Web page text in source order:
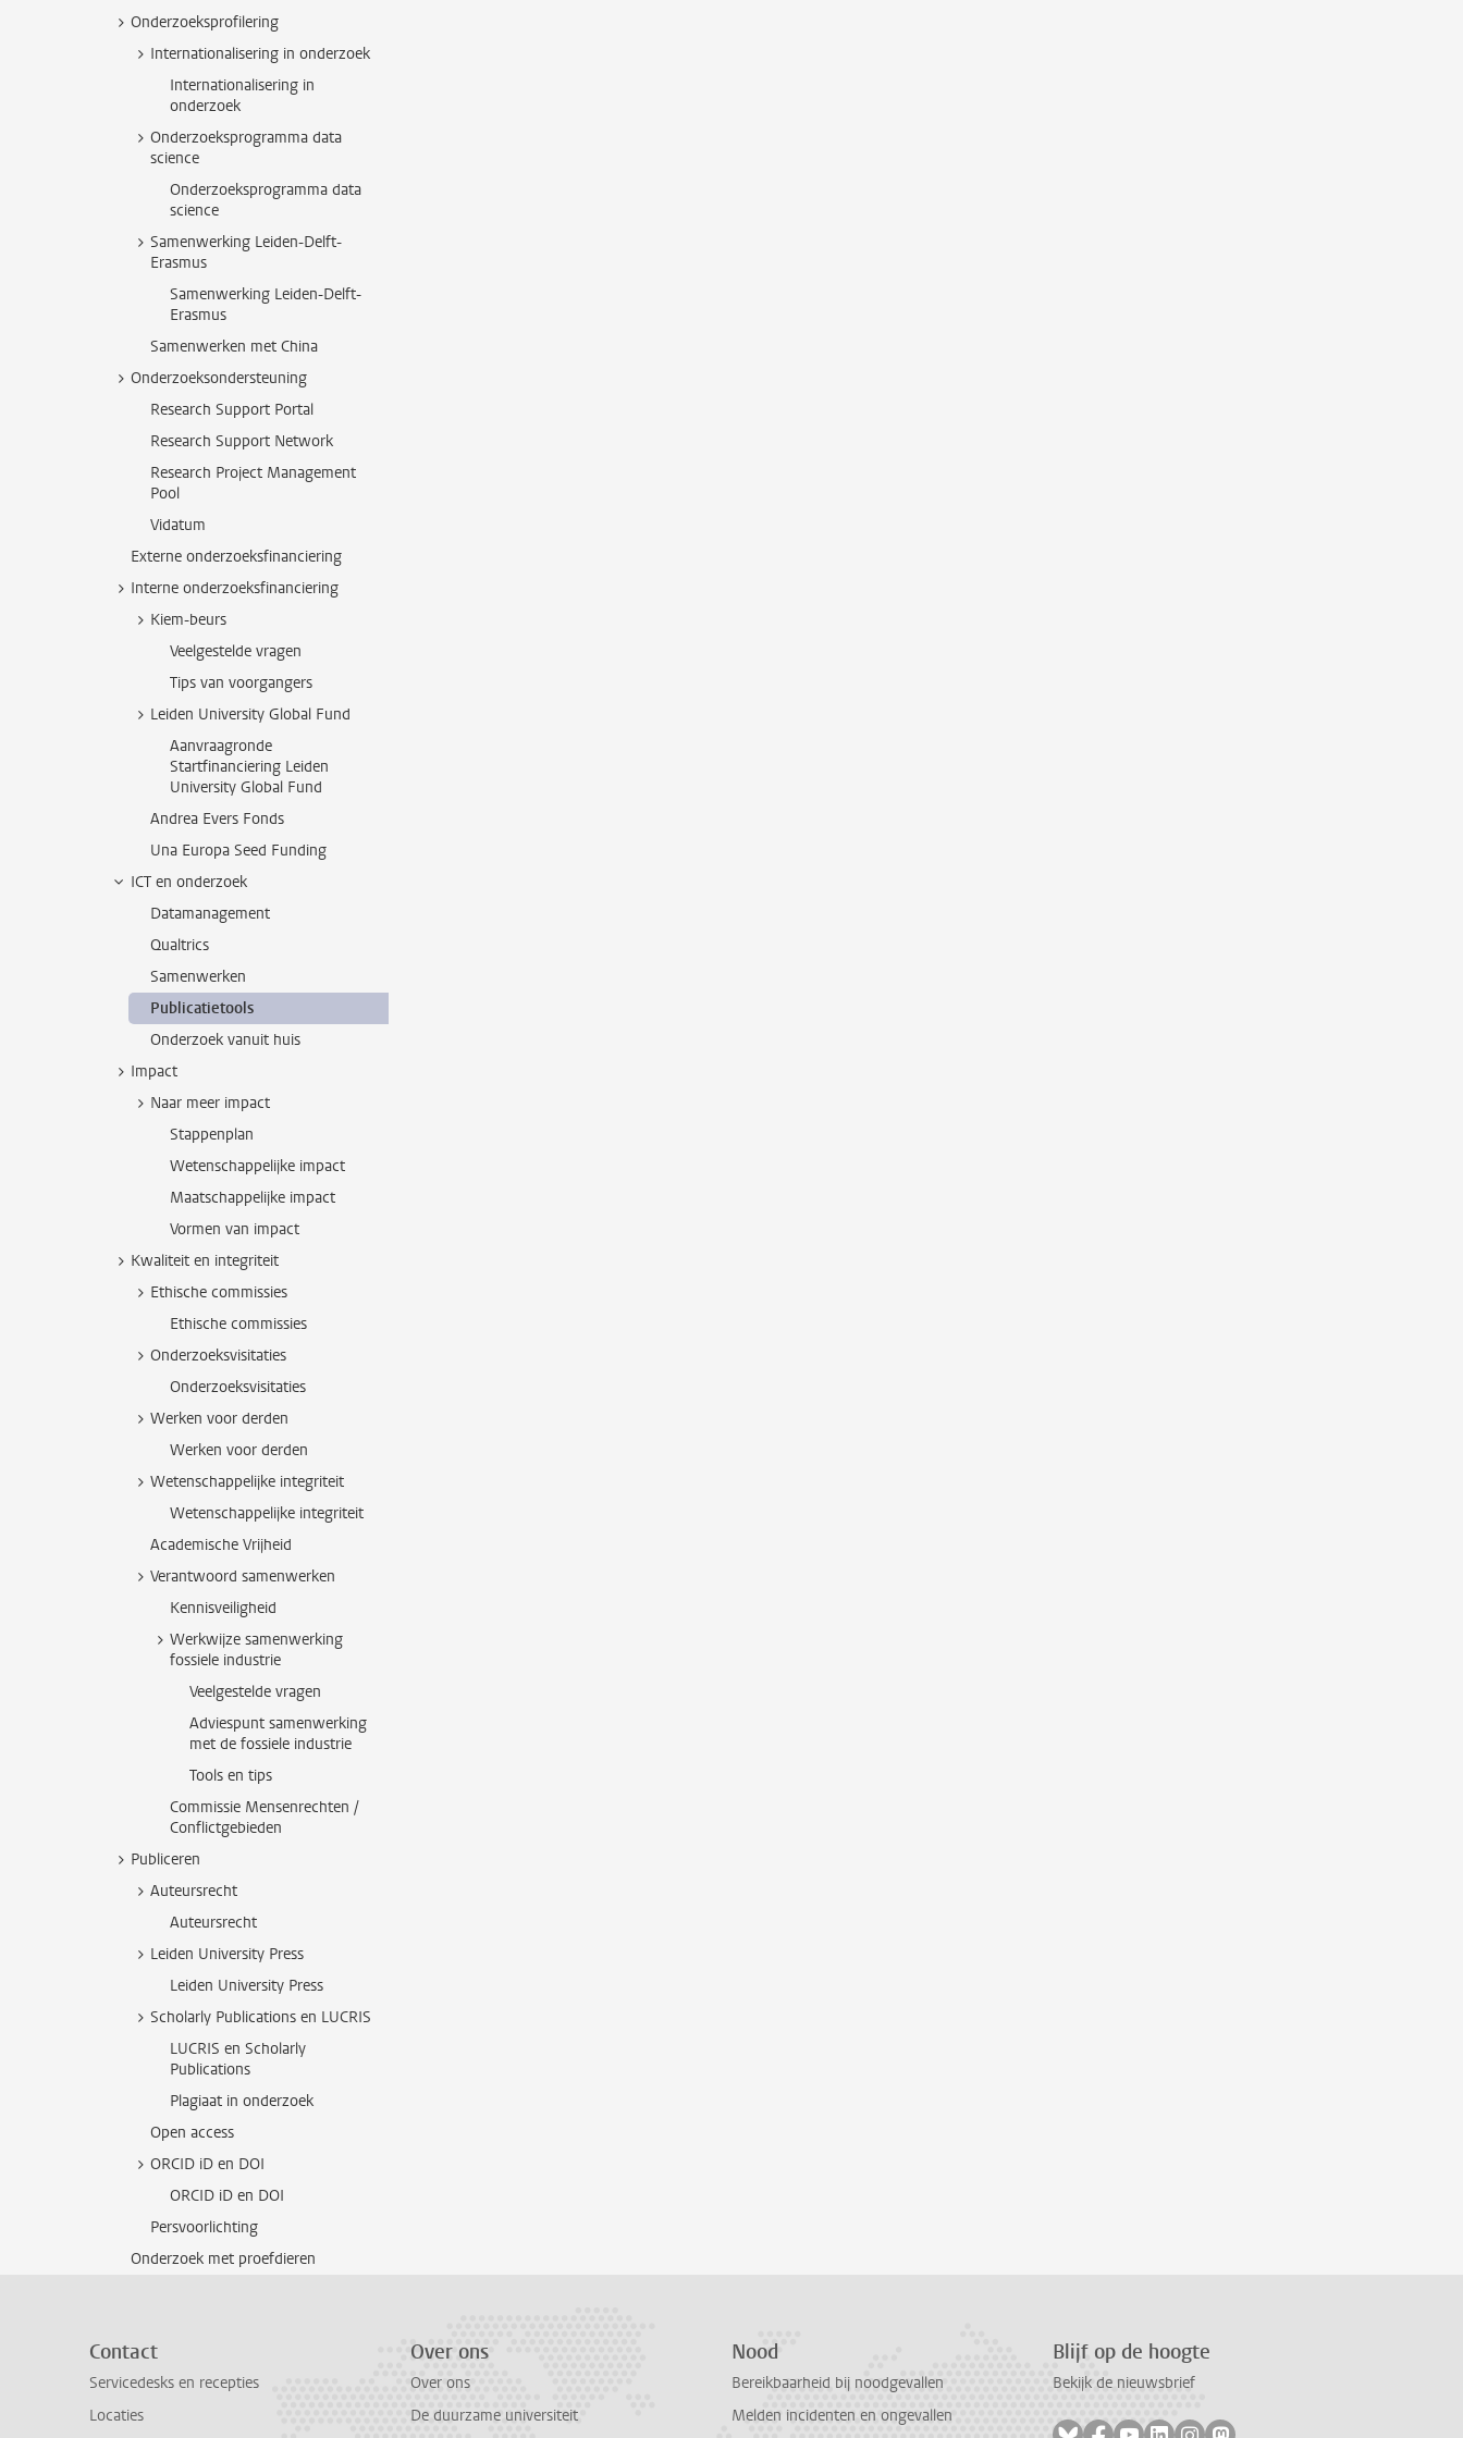
Onderzoeksprofilering
Internationalisering in onderzoek
Internationalisering in
onderzoek
Onderzoeksprogramma data
science
Onderzoeksprogramma data
science
Samenwerking Leiden-Delft-
Erasmus
Samenwerking Leiden-Delft-
Erasmus
Samenwerken met China
Onderzoeksondersteuning
Research Support Portal
Research Support Network
Research Project Management
Pool
Vidatum
Externe onderzoeksfinanciering
Interne onderzoeksfinanciering
Kiem-beurs
Veelgestelde vragen
Tips van voorgangers
Leiden University Global Fund
Aanvraagronde
Startfinanciering Leiden
University Global Fund
Andrea Evers Fonds
Una Europa Seed Funding
ICT en onderzoek
Datamanagement
Qualtrics
Samenwerken
Publicatietools
Onderzoek vanuit huis
Impact
Naar meer impact
Stappenplan
Wetenschappelijke impact
Maatschappelijke impact
Vormen van impact
Kwaliteit en integriteit
Ethische commissies
Ethische commissies
Onderzoeksvisitaties
Onderzoeksvisitaties
Werken voor derden
Werken voor derden
Wetenschappelijke integriteit
Wetenschappelijke integriteit
Academische Vrijheid
Verantwoord samenwerken
Kennisveiligheid
Werkwijze samenwerking
fossiele industrie
Veelgestelde vragen
Adviespunt samenwerking
met de fossiele industrie
Tools en tips
Commissie Mensenrechten /
Conflictgebieden
Publiceren
Auteursrecht
Auteursrecht
Leiden University Press
Leiden University Press
Scholarly Publications en LUCRIS
LUCRIS en Scholarly
Publications
Plagiaat in onderzoek
Open access
ORCID iD en DOI
ORCID iD en DOI
Persvoorlichting
Onderzoek met proefdieren
Contact
Servicedesks en recepties
Locaties
Over ons
Over ons
De duurzame universiteit
Nood
Bereikbaarheid bij noodgevallen
Melden incidenten en ongevallen
Blijf op de hoogte
Bekijk de nieuwsbrief
Volg ons op bluesky
Volg ons op facebook
Volg ons op youtube
Volg ons op linkedin
Volg ons op instagram
Volg ons op mastodon